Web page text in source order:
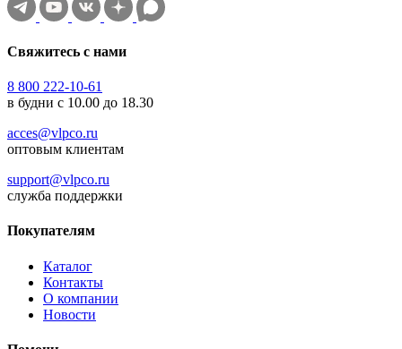
Свяжитесь с нами
8 800 222-10-61
в будни с 10.00 до 18.30
acces@vlpco.ru
оптовым клиентам
support@vlpco.ru
служба поддержки
Покупателям
Каталог
Контакты
О компании
Новости